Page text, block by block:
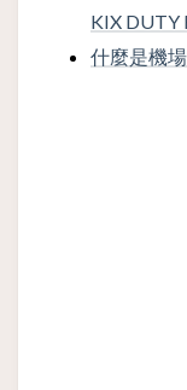
KIX DUTY
什麼是機